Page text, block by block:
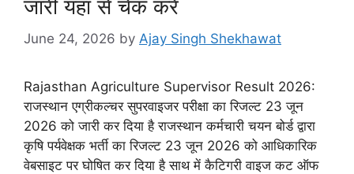
जारी यहां से चेक करें
June 24, 2026 by Ajay Singh Shekhawat
Rajasthan Agriculture Supervisor Result 2026:
राजस्थान एग्रीकल्चर सुपरवाइजर परीक्षा का रिजल्ट 23 जून
2026 को जारी कर दिया है राजस्थान कर्मचारी चयन बोर्ड द्वारा
कृषि पर्यवेक्षक भर्ती का रिजल्ट 23 जून 2026 को आधिकारिक
वेबसाइट पर घोषित कर दिया है साथ में कैटिगरी वाइज कट ऑफ